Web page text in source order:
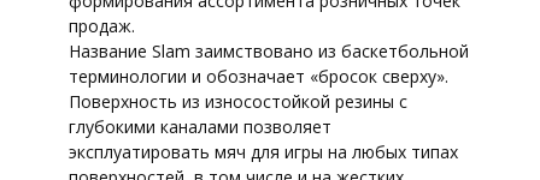
продаж.
Название Slam заимствовано из баскетбольной
терминологии и обозначает «бросок сверху».
Поверхность из износостойкой резины с
глубокими каналами позволяет
эксплуатировать мяч для игры на любых типах